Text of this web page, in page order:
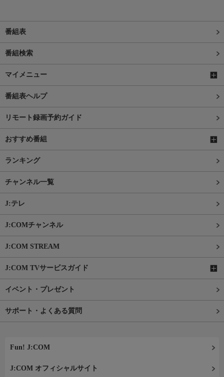
番組表
番組検索
マイメニュー
番組表ヘルプ
リモート録画予約ガイド
おすすめ番組
ランキング
チャンネル一覧
J:テレ
J:COMチャンネル
J:COM STREAM
J:COM TVサービスガイド
イベント・プレゼント
サポート・よくある質問
Fun! J:COM
J:COM オフィシャルサイト